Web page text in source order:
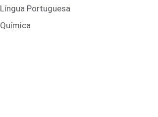
Língua Portuguesa
Química